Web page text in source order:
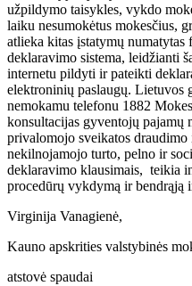
užpildymo taisykles, vykdo
laiku nesumokėtus mokesčius,
atlieka kitas įstatymų
deklaravimo sistema, leidžianti
internetu pildyti ir pateikti
elektroninių paslaugų. Lietuvos
nemokamu telefonu 1882
konsultacijas gyventojų pajamų
privalomojo sveikatos draudimo
nekilnojamojo turto, pelno ir
deklaravimo klausimais, teikia
procedūrų vykdymą ir bendrąją
Virginija Vanagienė,
Kauno apskrities valstybinės
atstovė spaudai